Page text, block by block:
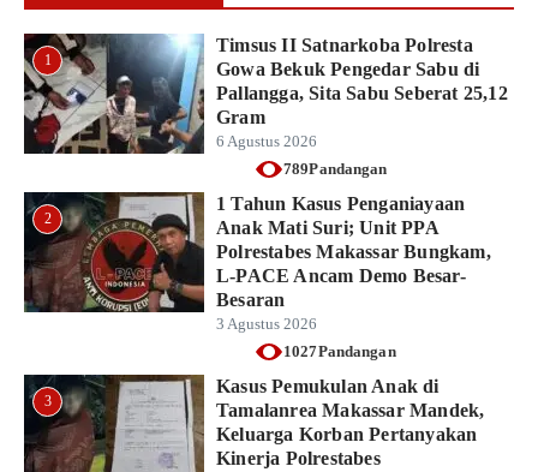
1
Timsus II Satnarkoba Polresta
Gowa Bekuk Pengedar Sabu di
Pallangga, Sita Sabu Seberat 25,12
Gram
6 Agustus 2026
789Pandangan
2
1 Tahun Kasus Penganiayaan
Anak Mati Suri; Unit PPA
Polrestabes Makassar Bungkam,
L-PACE Ancam Demo Besar-
Besaran
3 Agustus 2026
1027Pandangan
3
Kasus Pemukulan Anak di
Tamalanrea Makassar Mandek,
Keluarga Korban Pertanyakan
Kinerja Polrestabes